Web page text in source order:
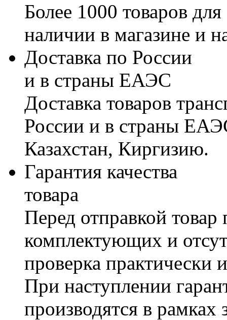
Более 1000 товаров
наличии в магазине и
Доставка по России
и в страны ЕАЭС
Доставка товаров
России и в страны
Казахстан, Киргизию.
Гарантия качества
товара
Перед отправкой товар
комплектующих и
проверка практически
При наступлении
производятся в рамках